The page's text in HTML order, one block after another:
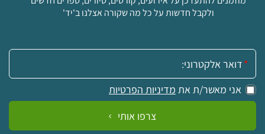
ולקבל חדשות על כל מה שקורה אצלנו ב'יד'
אימייל:
אני מאשר/ת את מדיניות הפרטיות
צרפו אותי